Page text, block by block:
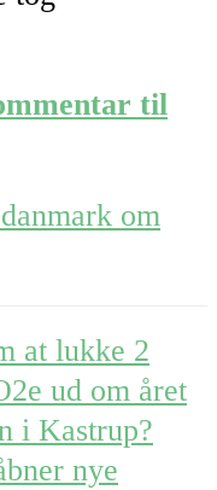
til
om
at lukke 2
ud om året
i Kastrup?
nye